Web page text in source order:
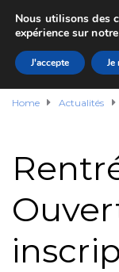
Home Actualités
Nous utilisons des
expérience sur
J'accepte Je